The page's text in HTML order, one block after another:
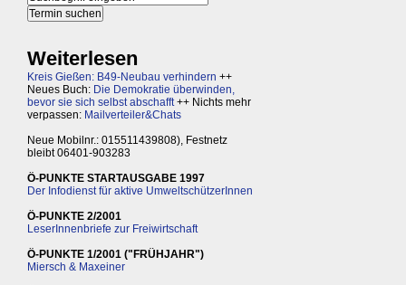
Weiterlesen
Kreis Gießen: B49-Neubau verhindern ++
Neues Buch: Die Demokratie überwinden,
bevor sie sich selbst abschafft++ Nichts mehr
verpassen: Mailverteiler&Chats
Neue Mobilnr.: 015511439808), Festnetz
bleibt 06401-903283
Ö-PUNKTE STARTAUSGABE 1997
Der Infodienst für aktive UmweltschützerInnen
Ö-PUNKTE 2/2001
LeserInnenbriefe zur Freiwirtschaft
Ö-PUNKTE 1/2001 ("FRÜHJAHR")
Miersch & Maxeiner